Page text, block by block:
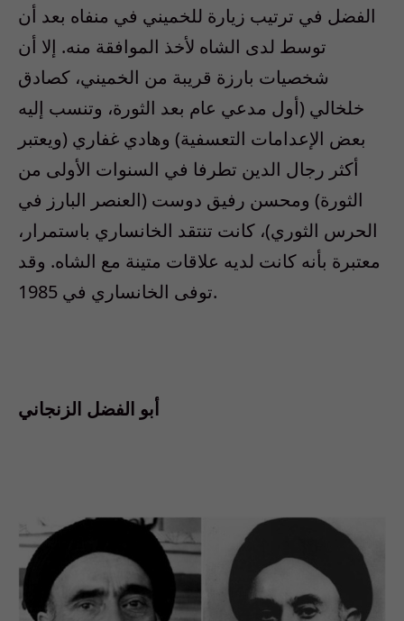
الفضل في ترتيب زيارة للخميني في منفاه بعد أن
توسط لدى الشاه لأخذ الموافقة منه. إلا أن
شخصيات بارزة قريبة من الخميني، كصادق
خلخالي (أول مدعي عام بعد الثورة، وتنسب إليه
بعض الإعدامات التعسفية) وهادي غفاري (ويعتبر
أكثر رجال الدين تطرفا في السنوات الأولى من
الثورة) ومحسن رفيق دوست (العنصر البارز في
الحرس الثوري)، كانت تنتقد الخانساري باستمرار،
معتبرة بأنه كانت لديه علاقات متينة مع الشاه. وقد
توفى الخانساري في 1985.
أبو الفضل الزنجاني